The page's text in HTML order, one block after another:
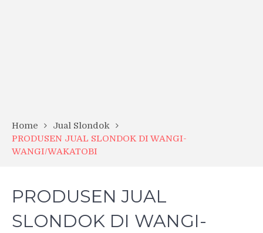
Home
Jual Slondok
PRODUSEN JUAL SLONDOK DI WANGI-
WANGI/WAKATOBI
PRODUSEN JUAL
SLONDOK DI WANGI-